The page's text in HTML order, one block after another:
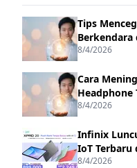
Tips
Berkendara
8/4/2026
Cara
Headphone
8/4/2026
Infinix
IoT Terbaru
8/4/2026